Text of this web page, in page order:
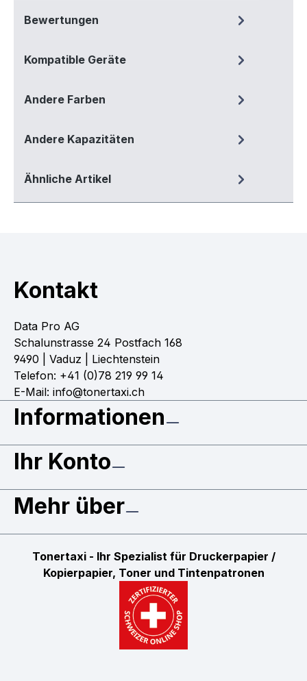
Bewertungen
Kompatible Geräte
Andere Farben
Andere Kapazitäten
Ähnliche Artikel
Kontakt
Data Pro AG
Schalunstrasse 24 Postfach 168
9490 | Vaduz | Liechtenstein
Telefon: +41 (0)78 219 99 14
E-Mail: info@tonertaxi.ch
Informationen
Ihr Konto
Mehr über
Tonertaxi - Ihr Spezialist für Druckerpapier /
Kopierpapier, Toner und Tintenpatronen